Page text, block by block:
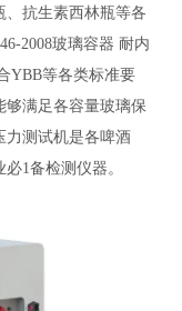
、抗生素西林瓶等各
2008玻璃容器 耐内
YBB等各类标准要
够满足各容量玻璃保
力测试机是各啤酒
1备检测仪器。